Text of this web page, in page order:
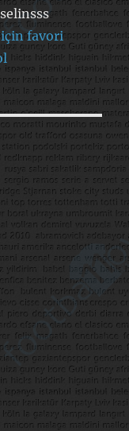
selinsss
için favori